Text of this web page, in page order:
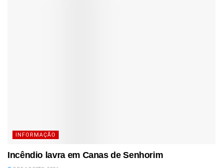
INFORMAÇÃO
Incêndio lavra em Canas de Senhorim